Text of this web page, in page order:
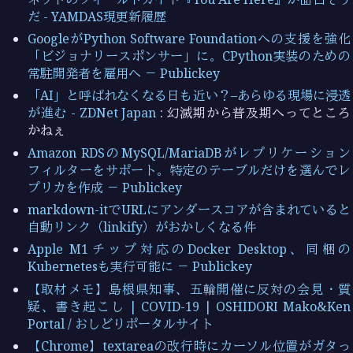
だ - YAMDAS現更新履歴
GoogleがPython Software Foundationへの支援を強化
「ビジョナリースポンサー」に。CPython実装のための
常駐開発者を雇用へ － Publickey
「AI」と呼ばれなくなる日も近い？–あらゆる現場に浸透
が進む - ZDNet Japan : 幻滅期から普及期へってところ
かねぇ
Amazon RDSのMySQL/MariaDBがレプリケーション
フィルターをサポート。特定のテーブルだけを選んでレ
プリカを作成 － Publickey
markdown-itでURLにアンダースコアが含まれていると
自動リンク（linkify）がおかしくなる件
Apple M1チップ対応のDocker Desktop、同梱の
Kubernetesも実行可能に － Publickey
【取材メモ】島根県知事、五輪開催に反対の会見・質
疑、書き起こし | COVID-19 | OSHIDORI Mako&Ken
Portal / おしどりポータルサイト
【Chrome】textareaの改行時にカーソル位置がガタっ